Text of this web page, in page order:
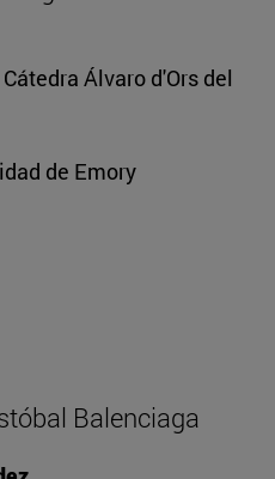
Álvaro d'Ors del
de Emory
Balenciaga